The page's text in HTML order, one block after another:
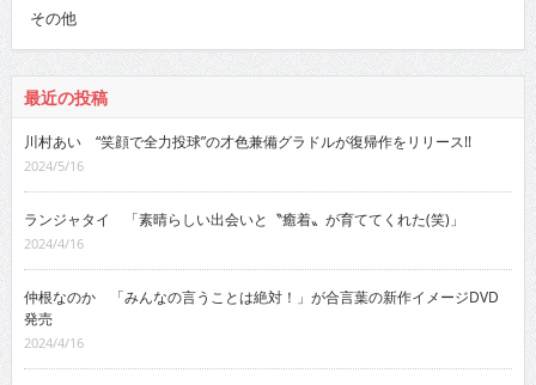
その他
最近の投稿
川村あい “笑顔で全力投球”の才色兼備グラドルが復帰作をリリース!!
2024/5/16
ランジャタイ 「素晴らしい出会いと〝癒着〟が育ててくれた(笑)」
2024/4/16
仲根なのか 「みんなの言うことは絶対！」が合言葉の新作イメージDVD
発売
2024/4/16